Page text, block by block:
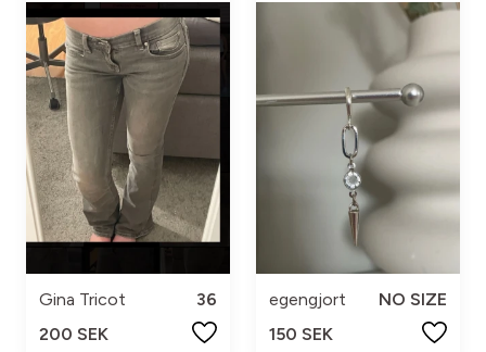
Gina Tricot
36
200 SEK
egengjort
NO SIZE
150 SEK